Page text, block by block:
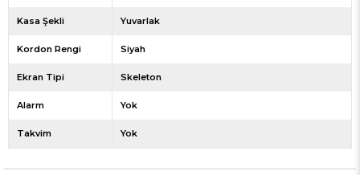
Kasa Şekli Yuvarlak
Kordon Rengi Siyah
Ekran Tipi Skeleton
Alarm Yok
Takvim Yok